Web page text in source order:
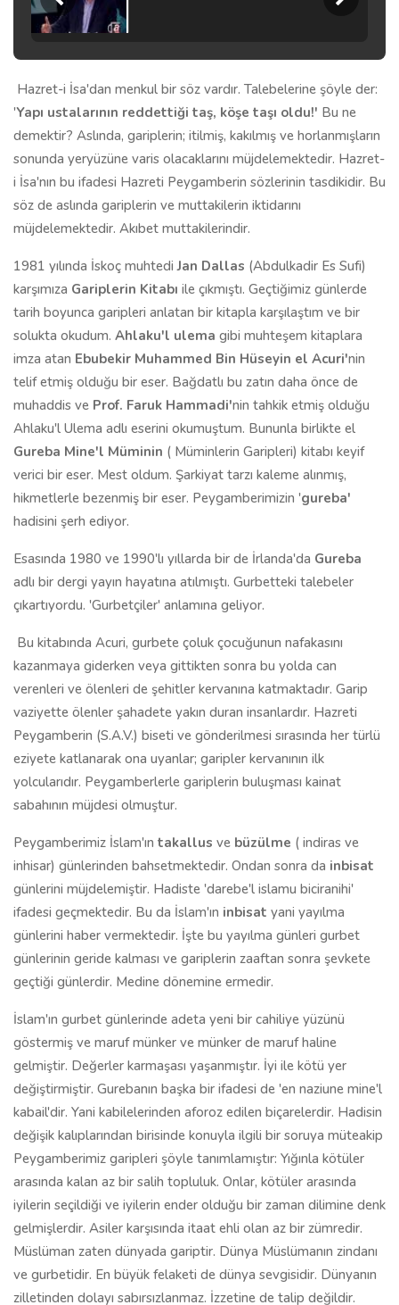
Hazret-i İsa'dan menkul bir söz vardır. Talebelerine şöyle der:
'Yapı ustalarının reddettiği taş, köşe taşı oldu!' Bu ne
demektir? Aslında, gariplerin; itilmiş, kakılmış ve horlanmışların
sonunda yeryüzüne varis olacaklarını müjdelemektedir. Hazret-
i İsa'nın bu ifadesi Hazreti Peygamberin sözlerinin tasdikidir. Bu
söz de aslında gariplerin ve muttakilerin iktidarını
müjdelemektedir. Akıbet muttakilerindir.
1981 yılında İskoç muhtediJan Dallas (Abdulkadir Es Sufi)
karşımıza Gariplerin Kitabı ile çıkmıştı. Geçtiğimiz günlerde
tarih boyunca garipleri anlatan bir kitapla karşılaştım ve bir
solukta okudum. Ahlaku'l ulema gibi muhteşem kitaplara
imza atan Ebubekir Muhammed Bin Hüseyin el Acuri'nin
telif etmiş olduğu bir eser. Bağdatlı bu zatın daha önce de
muhaddis ve Prof. Faruk Hammadi'nin tahkik etmiş olduğu
Ahlaku'l Ulema adlı eserini okumuştum. Bununla birlikte el
Gureba Mine'l Müminin ( Müminlerin Garipleri) kitabı keyif
verici bir eser. Mest oldum. Şarkiyat tarzı kaleme alınmış,
hikmetlerle bezenmiş bir eser. Peygamberimizin 'gureba'
hadisini şerh ediyor.
Esasında 1980 ve 1990'lı yıllarda bir de İrlanda'da Gureba
adlı bir dergi yayın hayatına atılmıştı. Gurbetteki talebeler
çıkartıyordu. 'Gurbetçiler' anlamına geliyor.
Bu kitabında Acuri, gurbete çoluk çocuğunun nafakasını
kazanmaya giderken veya gittikten sonra bu yolda can
verenleri ve ölenleri de şehitler kervanına katmaktadır. Garip
vaziyette ölenler şahadete yakın duran insanlardır. Hazreti
Peygamberin (S.A.V.) biseti ve gönderilmesi sırasında her türlü
eziyete katlanarak ona uyanlar; garipler kervanının ilk
yolcularıdır. Peygamberlerle gariplerin buluşması kainat
sabahının müjdesi olmuştur.
Peygamberimiz İslam'ın takallus ve büzülme ( indiras ve
inhisar) günlerinden bahsetmektedir. Ondan sonra da inbisat
günlerini müjdelemiştir. Hadiste 'darebe'l islamu biciranihi'
ifadesi geçmektedir. Bu da İslam'ın inbisat yani yayılma
günlerini haber vermektedir. İşte bu yayılma günleri gurbet
günlerinin geride kalması ve gariplerin zaaftan sonra şevkete
geçtiği günlerdir. Medine dönemine ermedir.
İslam'ın gurbet günlerinde adeta yeni bir cahiliye yüzünü
göstermiş ve maruf münker ve münker de maruf haline
gelmiştir. Değerler karmaşası yaşanmıştır. İyi ile kötü yer
değiştirmiştir. Gurebanın başka bir ifadesi de 'en naziune mine'l
kabail'dir. Yani kabilelerinden aforoz edilen biçarelerdir. Hadisin
değişik kalıplarından birisinde konuyla ilgili bir soruya müteakip
Peygamberimiz garipleri şöyle tanımlamıştır: Yığınla kötüler
arasında kalan az bir salih topluluk. Onlar, kötüler arasında
iyilerin seçildiği ve iyilerin ender olduğu bir zaman dilimine denk
gelmişlerdir. Asiler karşısında itaat ehli olan az bir zümredir.
Müslüman zaten dünyada gariptir. Dünya Müslümanın zindanı
ve gurbetidir. En büyük felaketi de dünya sevgisidir. Dünyanın
zilletinden dolayı sabırsızlanmaz. İzzetine de talip değildir.